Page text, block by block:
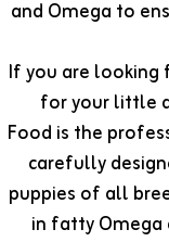
and Omega to
If you are
for your little
Food is the
carefully
puppies of all
in fatty Omega